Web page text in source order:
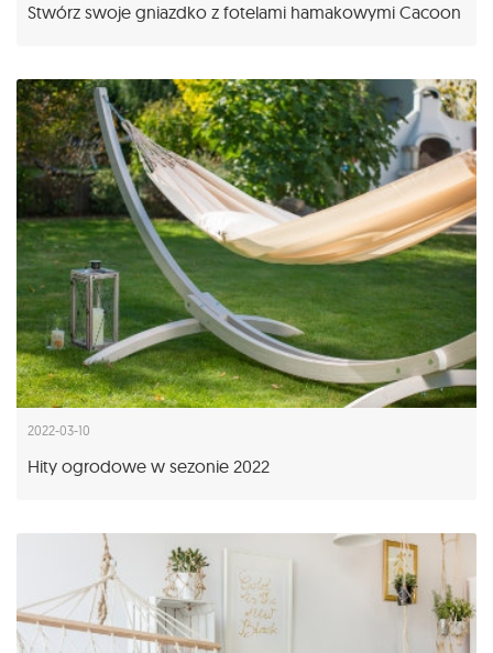
Stwórz swoje gniazdko z fotelami hamakowymi Cacoon
2022-03-10
Hity ogrodowe w sezonie 2022